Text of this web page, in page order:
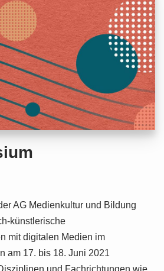
AG Medienkultur und Bildung
künstlerische
mit digitalen Medien im
am 17. bis 18. Juni 2021
und Fachrichtungen wie